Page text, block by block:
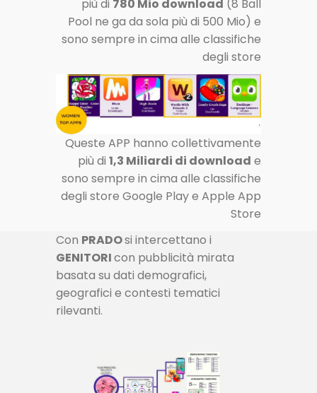
più di 780 Mio download (8 Ball
Pool ne ga da sola più di 500 Mio) e
sono sempre in cima alle classifiche
degli store
Queste APP hanno collettivamente
più di 1,3 Miliardi di download e
sono sempre in cima alle classifiche
degli store Google Play e Apple App
Store
Con PRADOsi intercettano i
GENITORIcon pubblicità mirata
basata su dati demografici,
geografici e contesti tematici
rilevanti.